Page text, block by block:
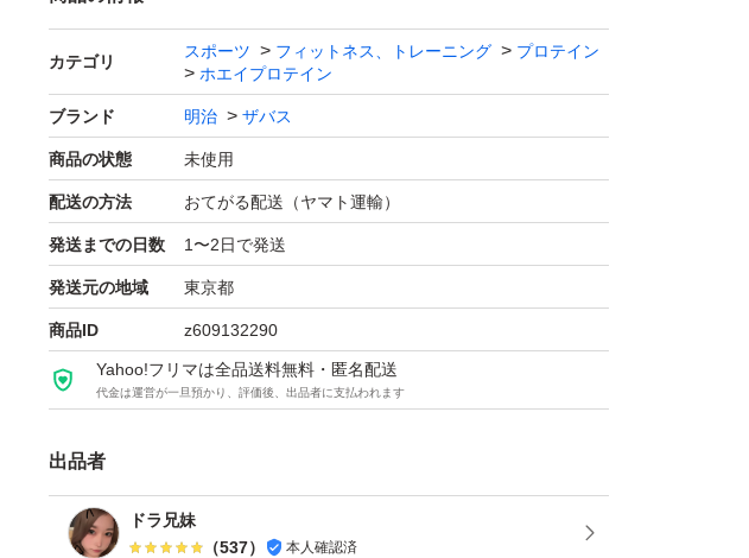
よろしくお願いいたします。
カテゴリ
スポーツ フィットネス、トレーニング
プロテイン
ホエイプロテイン
ブランド 明治 ザバス
商品の状態 未使用
配送の方法 おてがる配送（ヤマト運輸）
発送までの日数 1〜2日で発送
発送元の地域 東京都
商品ID z609132290
Yahoo!フリマは全品送料無料・匿名配送
代金は運営が一旦預かり、評価後、出品者に支払われます
出品者
ドラ兄妹
（537） 本人確認済
！
！
！